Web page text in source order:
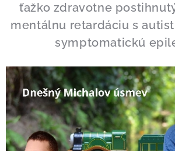
ťažko zdravotne
mentálnu retardáciu s
symptomatickú